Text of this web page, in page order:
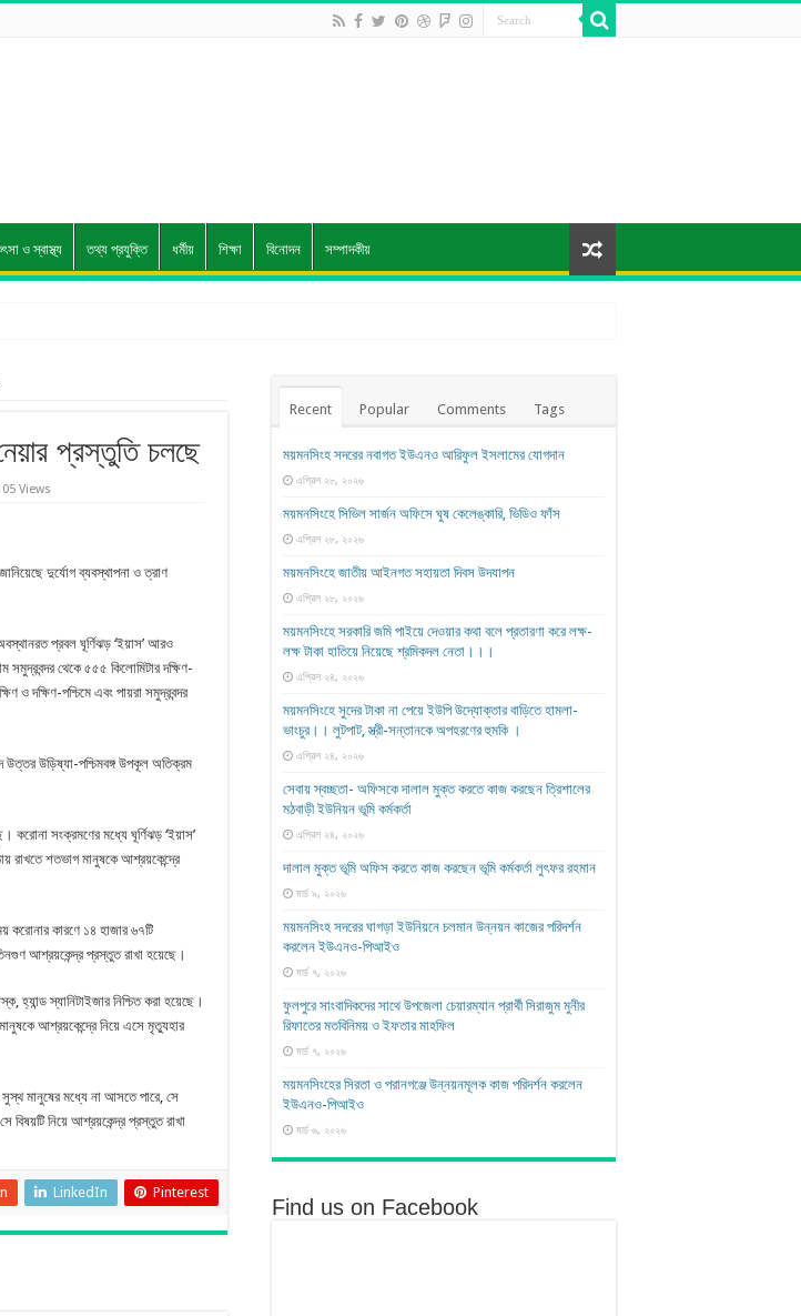
ও স্বাস্থ্য তথ্য প্রযুক্তি ধর্মীয় শিক্ষা বিনোদন সম্পাদকীয়
প্রস্তুতি চলছে
Views
দুর্যোগ ব্যবস্থাপনা ও ত্রাণ
প্রবল ঘূর্ণিঝড় ‘ইয়াস’ আরও
থেকে ৫৫৫ কিলোমিটার দক্ষিণ-
ও দক্ষিণ-পশ্চিমে এবং পায়রা সমুদ্রবন্দর
উড়িষ্যা-পশ্চিমবঙ্গ উপকূল অতিক্রম
করোনা সংক্রমণের মধ্যে ঘূর্ণিঝড় ‘ইয়াস’
রাখতে শতভাগ মানুষকে আশ্রয়কেন্দ্রে
করোনার কারণে ১৪ হাজার ৬৭টি
আশ্রয়কেন্দ্র প্রস্তুত রাখা হয়েছে।
হ্যান্ড স্যানিটাইজার নিশ্চিত করা হয়েছে।
আশ্রয়কেন্দ্রে নিয়ে এসে মৃত্যুহার
মানুষের মধ্যে না আসতে পারে, সে
বিষয়টি নিয়ে আশ্রয়কেন্দ্র প্রস্তুত রাখা
LinkedIn Pinterest
Recent Popular Comments Tags
ময়মনসিংহ সদরের নবাগত ইউএনও আরিফুল ইসলামের যোগদান
এপ্রিল ২৮, ২০২৬
ময়মনসিংহে সিভিল সার্জন অফিসে ঘুষ কেলেঙ্কারি, ভিডিও ফাঁস
এপ্রিল ২৮, ২০২৬
ময়মনসিংহে জাতীয় আইনগত সহায়তা দিবস উদযাপন
এপ্রিল ২৮, ২০২৬
ময়মনসিংহে সরকারি জমি পাইয়ে দেওয়ার কথা বলে প্রতারণা করে লক্ষ-
লক্ষ টাকা হাতিয়ে নিয়েছে শ্রমিকদল নেতা।।।
এপ্রিল ২৪, ২০২৬
ময়মনসিংহে সুদের টাকা না পেয়ে ইউপি উদ্যোক্তার বাড়িতে হামলা-
ভাংচুর।। লুটপাট, স্ত্রী‌-সন্তানকে অপহরণের হুমকি ।
এপ্রিল ২৪, ২০২৬
সেবায় স্বচ্ছতা- অফিসকে দালাল মুক্ত করতে কাজ করছেন ত্রিশালের
মঠবাড়ী ইউনিয়ন ভূমি কর্মকর্তা
এপ্রিল ২৪, ২০২৬
দালাল মুক্ত ভূমি অফিস করতে কাজ করছেন ভূমি কর্মকর্তা লুৎফর রহমান
মার্চ ৯, ২০২৬
ময়মনসিংহ সদরের ঘাগড়া ইউনিয়নে চলমান উন্নয়ন কাজের পরিদর্শন
করলেন ইউএনও-পিআইও
মার্চ ৭, ২০২৬
ফুলপুরে সাংবাদিকদের সাথে উপজেলা চেয়ারম্যান প্রার্থী সিরাজুম মুনীর
রিফাতের মতবিনিময় ও ইফতার মাহফিল
মার্চ ৭, ২০২৬
ময়মনসিংহের সিরতা ও পরানগঞ্জে উন্নয়নমূলক কাজ পরিদর্শন করলেন
ইউএনও-পিআইও
মার্চ ৬, ২০২৬
Find us on Facebook